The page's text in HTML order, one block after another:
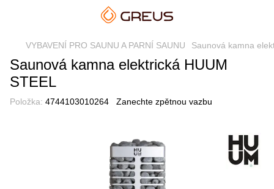
VYBAVENÍ PRO SAUNU A PARNÍ SAUNU Saunová kamna
Saunová kamna elektrická HUUM
STEEL
Položka: 4744103010264 Zanechte zpětnou vazbu